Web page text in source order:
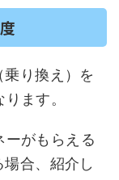
り換え）を
ます。
ーがもらえる
合、紹介し